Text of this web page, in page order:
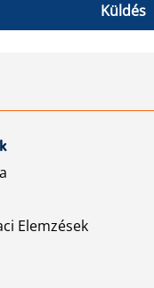
Küldés
Elemzések